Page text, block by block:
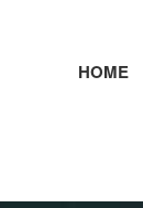
HOME